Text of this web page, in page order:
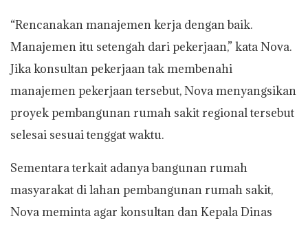
“Rencanakan manajemen kerja dengan baik.
Manajemen itu setengah dari pekerjaan,” kata Nova.
Jika konsultan pekerjaan tak membenahi
manajemen pekerjaan tersebut, Nova menyangsikan
proyek pembangunan rumah sakit regional tersebut
selesai sesuai tenggat waktu.
Sementara terkait adanya bangunan rumah
masyarakat di lahan pembangunan rumah sakit,
Nova meminta agar konsultan dan Kepala Dinas